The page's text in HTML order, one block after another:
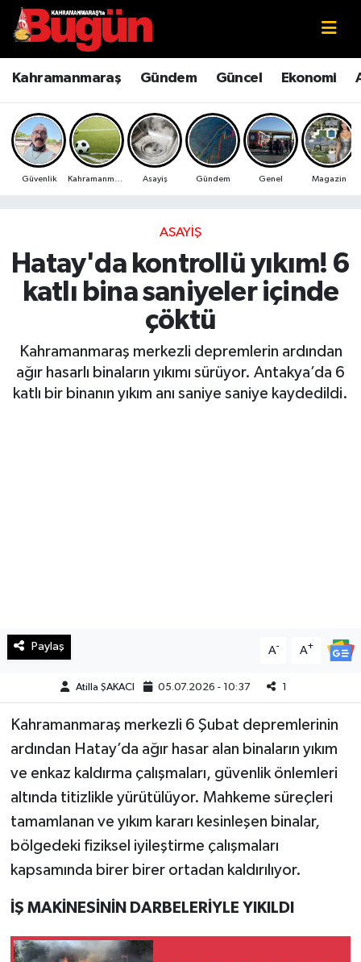
Kahramanmaraş Gündem Güncel Ekonomi
Güvenlik Asayiş Gündem Genel Magazin
ASAYIŞ
Hatay'da kontrollü yıkım! 6
katlı bina saniyeler içinde
çöktü
Kahramanmaraş merkezli depremlerin ardından
ağır hasarlı binaların yıkımı sürüyor. Antakya’da 6
katlı bir binanın yıkım anı saniye saniye kaydedildi.
Paylaş A- A+
Atilla ŞAKACI 05.07.2026 - 10:37 1
Kahramanmaraş merkezli 6 Şubat depremlerinin
ardından Hatay’da ağır hasar alan binaların yıkım
ve enkaz kaldırma çalışmaları, güvenlik önlemleri
altında titizlikle yürütülüyor. Mahkeme süreçleri
tamamlanan ve yıkım kararı kesinleşen binalar,
bölgedeki fiziksel iyileştirme çalışmaları
kapsamında birer birer ortadan kaldırılıyor.
İŞ MAKİNESİNİN DARBELERİYLE YIKILDI
Kahramanmaraş
Kahramanmaraş Sokak Röportajları
Bilim ve Teknoloji
Çevre
Ekonomi
Güncel
Haberde İnsan
Sağlık
Spor
SürManşet
Yaşam
KAHRAMANMARAŞ
Kahramanmaraş Nöbetçi Eczaneler
Kahramanmaraş Hava Durumu
Kahramanmaraş Namaz Vakitleri
Kahramanmaraş Trafik Yoğunluk Haritası
Süper Lig Puan Durumu ve Fikstür
Tüm Manşetler
Son Dakika Haberleri
Haber Arşivi